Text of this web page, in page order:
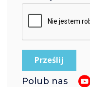
Shelley
British
projekcie:
Polub nas